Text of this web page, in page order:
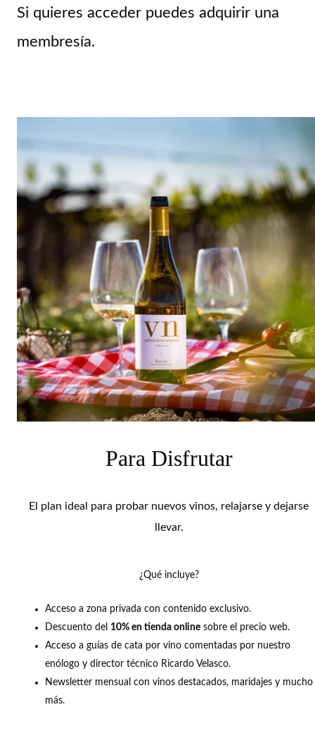
Si quieres acceder puedes adquirir una
membresía.
Para Disfrutar
El plan ideal para probar nuevos vinos, relajarse y dejarse
llevar.
¿Qué incluye?
Acceso a zona privada con contenido exclusivo.
Descuento del 10% en tienda online sobre el precio web.
Acceso a guías de cata por vino comentadas por nuestro
enólogo y director técnico Ricardo Velasco.
Newsletter mensual con vinos destacados, maridajes y mucho
más.